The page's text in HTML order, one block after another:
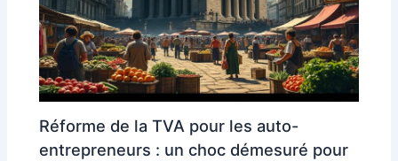
Réforme de la TVA pour les auto-
entrepreneurs : un choc démesuré pour